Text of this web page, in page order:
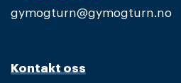
gymogturn@gymogturn.no
Kontakt oss